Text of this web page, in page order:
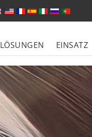
LÖSUNGEN EINSATZ